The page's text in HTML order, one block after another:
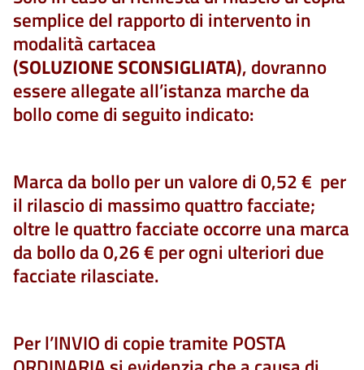
semplice del rapporto di intervento in
modalità cartacea
(SOLUZIONESCONSIGLIATA), dovranno
essere allegate all’istanza marche da
bollo come di seguito indicato:
Marca da bollo per un valore di 0,52 € per
il rilascio di massimo quattro facciate;
oltre le quattro facciate occorre una marca
da bollo da 0,26 € per ogni ulteriori due
facciate rilasciate.
Per l’INVIO di copie tramite POSTA